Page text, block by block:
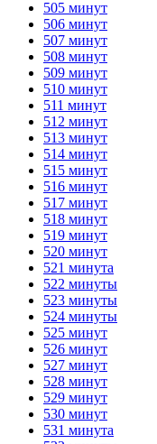
505 минут
506 минут
507 минут
508 минут
509 минут
510 минут
511 минут
512 минут
513 минут
514 минут
515 минут
516 минут
517 минут
518 минут
519 минут
520 минут
521 минута
522 минуты
523 минуты
524 минуты
525 минут
526 минут
527 минут
528 минут
529 минут
530 минут
531 минута